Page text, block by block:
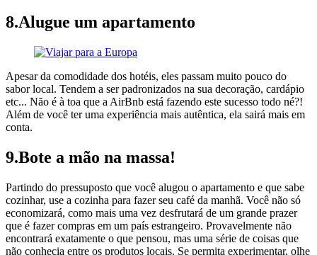
8.Alugue um apartamento
Apesar da comodidade dos hotéis, eles passam muito pouco do
sabor local. Tendem a ser padronizados na sua decoração, cardápio
etc... Não é à toa que a AirBnb está fazendo este sucesso todo né?!
Além de você ter uma experiência mais autêntica, ela sairá mais em
conta.
9.Bote a mão na massa!
Partindo do pressuposto que você alugou o apartamento e que sabe
cozinhar, use a cozinha para fazer seu café da manhã. Você não só
economizará, como mais uma vez desfrutará de um grande prazer
que é fazer compras em um país estrangeiro. Provavelmente não
encontrará exatamente o que pensou, mas uma série de coisas que
não conhecia entre os produtos locais. Se permita experimentar, olhe